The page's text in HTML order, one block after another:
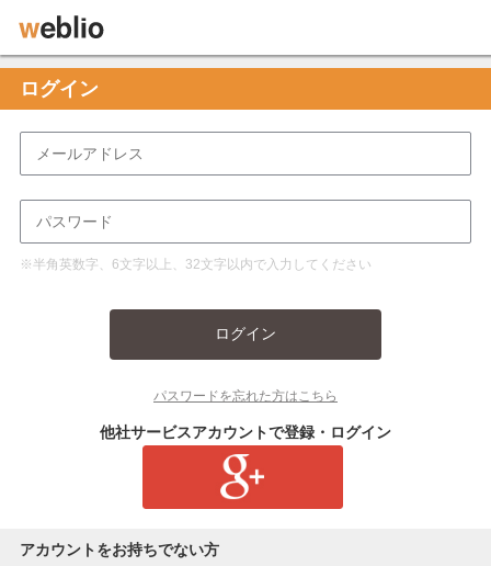
ログイン
※半角英数字、6文字以上、32文字以内で入力してください
ログイン
パスワードを忘れた方はこちら
他社サービスアカウントで登録・ログイン
アカウントをお持ちでない方